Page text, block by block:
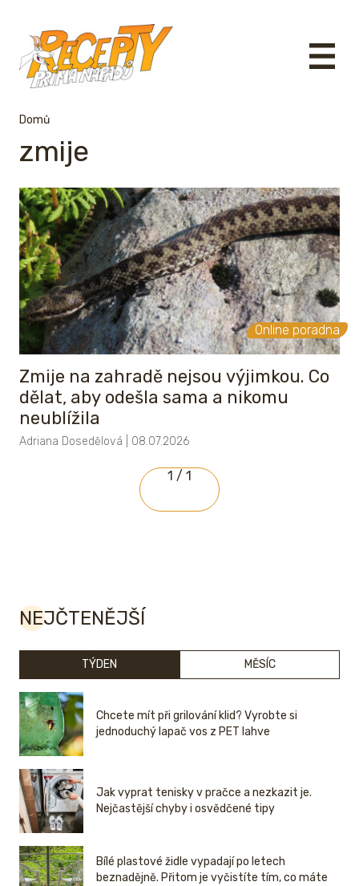
Domů
zmije
Online poradna
Zmije na zahradě nejsou výjimkou. Co
dělat, aby odešla sama a nikomu
neublížila
Adriana Dosedělová | 08.07.2026
1 / 1
NEJČTENĚJŠÍ
TÝDEN MĚSÍC
Chcete mít při grilování klid? Vyrobte si
jednoduchý lapač vos z PET lahve
Jak vyprat tenisky v pračce a nezkazit je.
Nejčastější chyby i osvědčené tipy
Bílé plastové židle vypadají po letech
beznadějně. Přitom je vyčistíte tím, co máte